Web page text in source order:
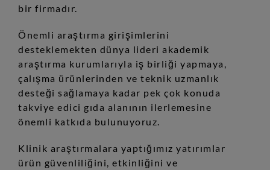
bir firmadır.
Önemli araştırma girişimlerini
desteklemekten dünya lideri akademik
araştırma kurumlarıyla iş birliği yapmaya,
çalışma ürünlerinden ve teknik uzmanlık
desteği sağlamaya kadar pek çok konuda
takviye edici gıda alanının ilerlemesine
önemli katkıda bulunuyoruz.
Klinik araştırmalara yaptığımız yatırımlar
ürün güvenliliğini, etkinliğini ve